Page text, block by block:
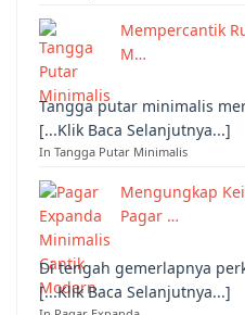
Mempercantik
M…
Tangga putar minimalis
[...Klik Baca Selanjutnya...]
In Tangga Putar Minimalis
Mengungkap
Pagar …
Di tengah gemerlapnya
[...Klik Baca Selanjutnya...]